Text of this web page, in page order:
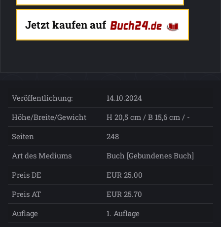
Jetzt kaufen auf
Veröffentlichung:
14.10.2024
Höhe/Breite/Gewicht
H 20,5 cm / B 15,6 cm / -
Seiten
248
Art des Mediums
Buch [Gebundenes Buch]
Preis DE
EUR 25.00
Preis AT
EUR 25.70
Auflage
1. Auflage